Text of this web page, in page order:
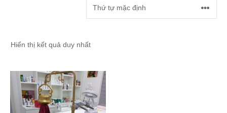
Hiển thị kết quả duy nhất